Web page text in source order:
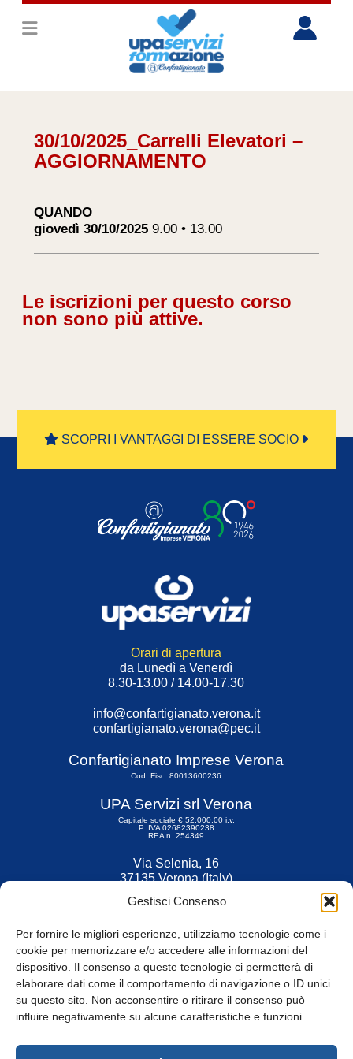
Gestisci Consenso
Per fornire le migliori esperienze, utilizziamo tecnologie come i
cookie per memorizzare e/o accedere alle informazioni del
dispositivo. Il consenso a queste tecnologie ci permetterà di
elaborare dati come il comportamento di navigazione o ID unici
su questo sito. Non acconsentire o ritirare il consenso può
influire negativamente su alcune caratteristiche e funzioni.
30/10/2025_Carrelli Elevatori –
AGGIORNAMENTO
QUANDO
giovedì 30/10/2025 9.00 • 13.00
Le iscrizioni per questo corso
non sono più attive.
SCOPRI I VANTAGGI DI ESSERE SOCIO
Orari di apertura
da Lunedì a Venerdì
8.30-13.00 / 14.00-17.30
info@confartigianato.verona.it
confartigianato.verona@pec.it
Confartigianato Imprese Verona
Cod. Fisc. 80013600236
UPA Servizi srl Verona
Capitale sociale € 52.000,00 i.v.
P. IVA 02682390238
REA n. 254349
Via Selenia, 16
37135 Verona (Italy)
Fax 045 9211599
© Tutti i diritti riservati